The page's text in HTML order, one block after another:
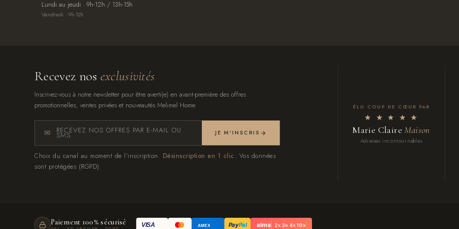
Lundi au jeudi · 9h-12h / 13h-15h
Vendredi · 9h-12h
Recevez nos exclusivités
Inscrivez-vous à notre newsletter pour être averti(e) en avant-première des offres
promotionnelles, ventes privées et nouveautés Melimel Home.
RECEVEZ NOS OFFRES PAR E-MAIL OU
SMS JE M'INSCRIS
Choix du canal au moment de l'inscription. Désinscription en 1 clic. Vos données
sont protégées (RGPD).
ÉLU COUP DE CŒUR PAR
★ ★ ★ ★ ★
Marie ClaireMaison
Adresses incontournables
Paiement 100% sécurisé VISA AMEX PayPal alma 2× 3× 4× 10×